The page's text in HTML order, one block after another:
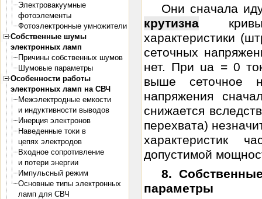
Электровакуумные
фотоэлементы
Фотоэлектронные умножители
Собственные шумы
электронных ламп
Причины собственных шумов
Шумовые параметры
Особенности работы
электронных ламп на СВЧ
Межэлектродные емкости
и индуктивности выводов
Инерция электронов
Наведенные токи в
цепях электродов
Входное сопротивление
и потери энергии
Импульсный режим
Основные типы электронных
ламп для СВЧ
Они сначала
крутизна
характеристики
сеточных
нет. При uа = 0
выше сеточное
напряжения
снижается
перехвата)
характеристик
допустимой
8.
параметры